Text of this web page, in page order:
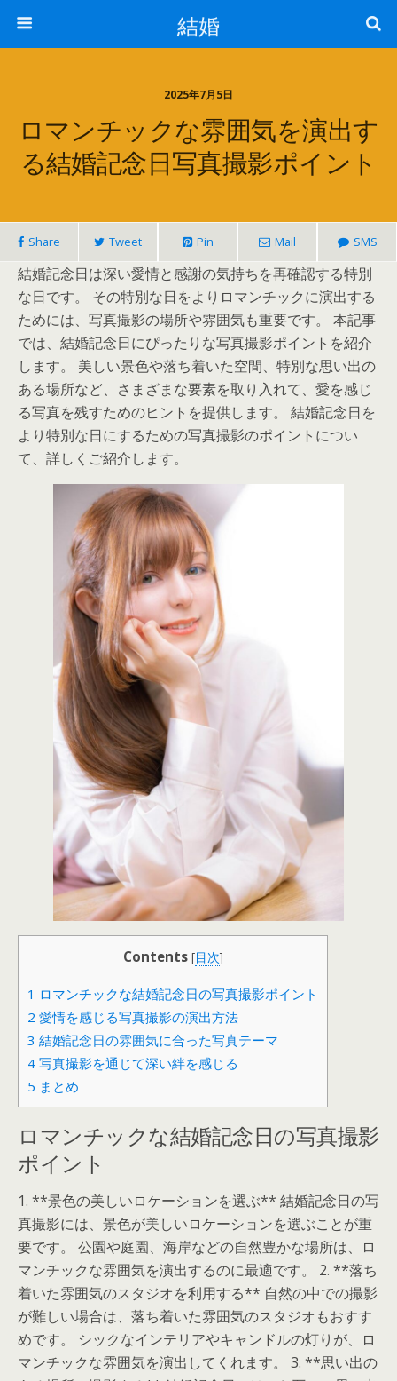
結婚
2025年7月5日
ロマンチックな雰囲気を演出す
る結婚記念日写真撮影ポイント
Share Tweet Pin Mail SMS
結婚記念日は深い愛情と感謝の気持ちを再確認する特別
な日です。 その特別な日をよりロマンチックに演出する
ためには、写真撮影の場所や雰囲気も重要です。 本記事
では、結婚記念日にぴったりな写真撮影ポイントを紹介
します。 美しい景色や落ち着いた空間、特別な思い出の
ある場所など、さまざまな要素を取り入れて、愛を感じ
る写真を残すためのヒントを提供します。 結婚記念日を
より特別な日にするための写真撮影のポイントについ
て、詳しくご紹介します。
Contents [目次]
1 ロマンチックな結婚記念日の写真撮影ポイント
2 愛情を感じる写真撮影の演出方法
3 結婚記念日の雰囲気に合った写真テーマ
4 写真撮影を通じて深い絆を感じる
5 まとめ
ロマンチックな結婚記念日の写真撮影
ポイント
1. **景色の美しいロケーションを選ぶ** 結婚記念日の写
真撮影には、景色が美しいロケーションを選ぶことが重
要です。 公園や庭園、海岸などの自然豊かな場所は、ロ
マンチックな雰囲気を演出するのに最適です。 2. **落ち
着いた雰囲気のスタジオを利用する** 自然の中での撮影
が難しい場合は、落ち着いた雰囲気のスタジオもおすす
めです。 シックなインテリアやキャンドルの灯りが、ロ
マンチックな雰囲気を演出してくれます。 3. **思い出の